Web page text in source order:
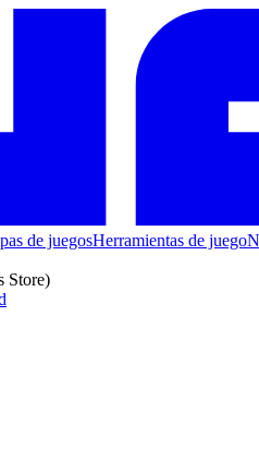
de juegosHerramientas de juego